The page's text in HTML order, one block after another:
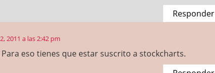
Responder
2011 a las 2:42 pm
eso tienes que estar suscrito a stockcharts.